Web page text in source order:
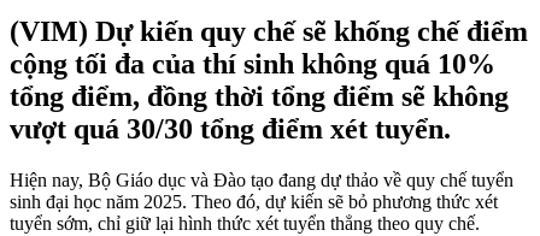
(VIM) Dự kiến quy chế sẽ khống chế điểm
cộng tối đa của thí sinh không quá 10%
tổng điểm, đồng thời tổng điểm sẽ không
vượt quá 30/30 tổng điểm xét tuyển.
Hiện nay, Bộ Giáo dục và Đào tạo đang dự thảo về quy chế tuyển
sinh đại học năm 2025. Theo đó, dự kiến sẽ bỏ phương thức xét
tuyển sớm, chỉ giữ lại hình thức xét tuyển thẳng theo quy chế.